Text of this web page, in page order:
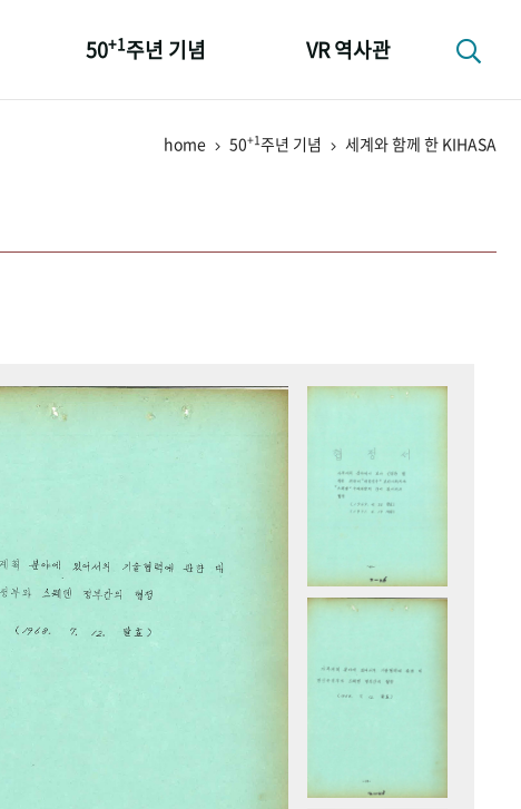
50+1주년 기념
성과 50선
VR 역사관
home 50+1주년 기념 세계와 함께 한 KIHASA